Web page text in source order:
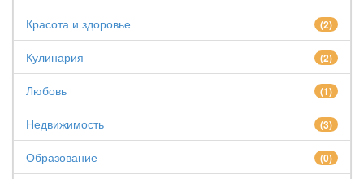
Красота и здоровье (2)
Кулинария (2)
Любовь (1)
Недвижимость (3)
Образование (0)